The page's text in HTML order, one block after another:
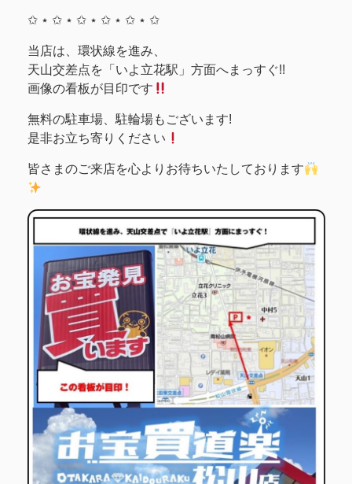
✩ ⋆ ✩ ⋆ ✩ ⋆ ✩ ⋆ ✩ ⋆ ✩
当店は、環状線を進み、
天山交差点を「いよ立花駅」方面へまっすぐ!!
画像の看板が目印です
無料の駐車場、駐輪場もございます!
是非お立ち寄りください
皆さまのご来店を心よりお待ちいたしております